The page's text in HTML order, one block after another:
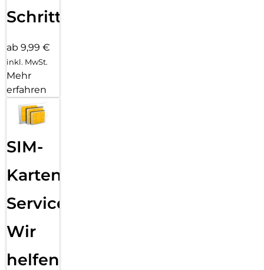
Schritten
ab 9,99 €
inkl. MwSt.
Mehr
erfahren
SIM-
Karten
Service:
Wir
helfen